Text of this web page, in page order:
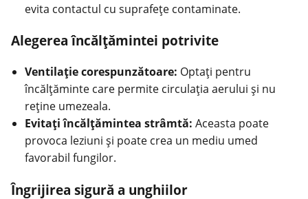
evita contactul cu suprafețe contaminate.
Alegerea încălțămintei potrivite
Ventilație corespunzătoare: Optați pentru
încălțăminte care permite circulația aerului și nu
reține umezeala.
Evitați încălțămintea strâmtă: Aceasta poate
provoca leziuni și poate crea un mediu umed
favorabil fungilor.
Îngrijirea sigură a unghiilor